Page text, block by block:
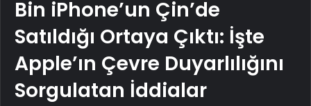
Bin iPhone’un Çin’de
Satıldığı Ortaya Çıktı: İşte
Apple’ın Çevre Duyarlılığını
Sorgulatan İddialar